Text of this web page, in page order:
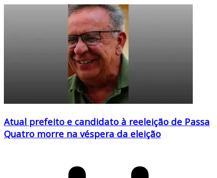
Atual prefeito e candidato à reeleição de Passa
Quatro morre na véspera da eleição